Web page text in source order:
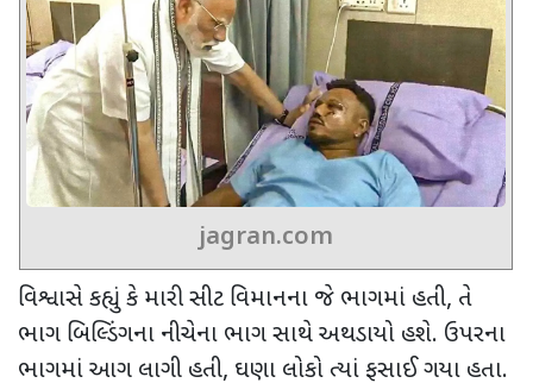
jagran.com
વિશ્વાસે કહ્યું કે મારી સીટ વિમાનના જે ભાગમાં હતી, તે
ભાગ બિલ્ડિંગના નીચેના ભાગ સાથે અથડાયો હશે. ઉપરના
ભાગમાં આગ લાગી હતી, ઘણા લોકો ત્યાં ફસાઈ ગયા હતા.